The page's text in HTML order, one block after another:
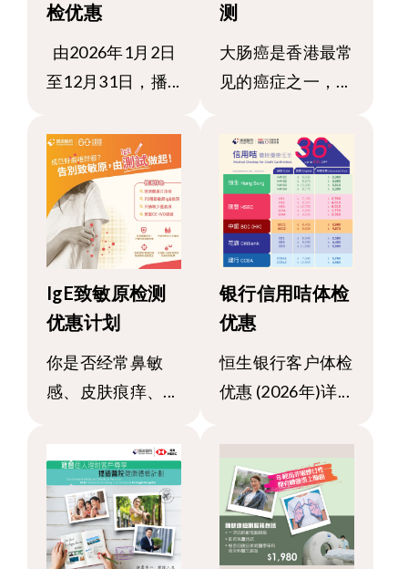
检优惠
由2026年1月2日
至12月31日，播...
测
大肠癌是香港最常
见的癌症之一，...
IgE致敏原检测
优惠计划
你是否经常鼻敏
感、皮肤痕痒、...
银行信用咭体检
优惠
恒生银行客户体检
优惠 (2026年)详...